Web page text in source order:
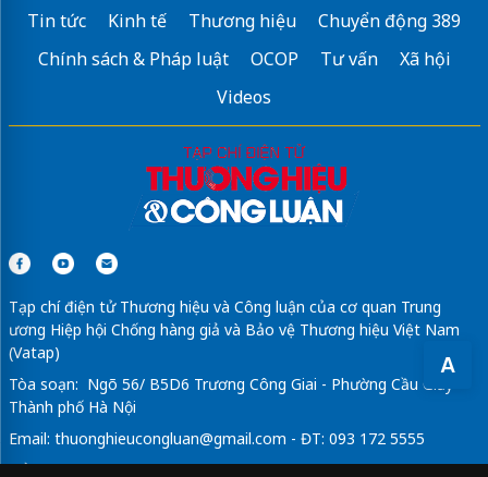
A
Tin tức Kinh tế Thương hiệu
Chuyển động 389
Chính sách & Pháp luật
OCOP Tư vấn
Xã hội
Videos
Tạp chí điện tử Thương hiệu và Công luận của cơ quan Trung
ương Hiệp hội Chống hàng giả và Bảo vệ Thương hiệu Việt Nam
(Vatap)
Tòa soạn: Ngõ 56/ B5D6 Trương Công Giai - Phường Cầu Giấy -
Thành phố Hà Nội
Email: thuonghieucongluan@gmail.com - ĐT: 093 172 5555
Tổng Biên Tập: Vũ Đức Thuận